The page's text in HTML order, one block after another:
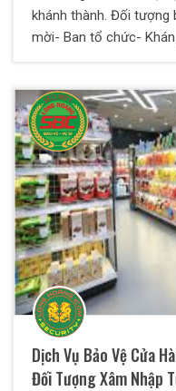
khánh thành. Đối tượng
mời- Ban tổ chức- Khán
kinh doanh của mình.
Dịch Vụ Bảo Vệ Cửa
Đối Tượng Xâm Nhập